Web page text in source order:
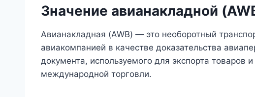
Значение авианакладной
Авианакладная (AWB) — это необоротный
авиакомпанией в качестве доказательства
документа, используемого для экспорта
международной торговли.